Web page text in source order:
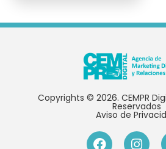
Copyrights © 2026. CEMPR
Reservados
Aviso de